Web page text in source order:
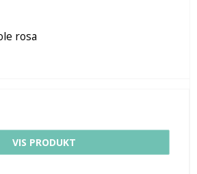
rosa
VIS PRODUKT